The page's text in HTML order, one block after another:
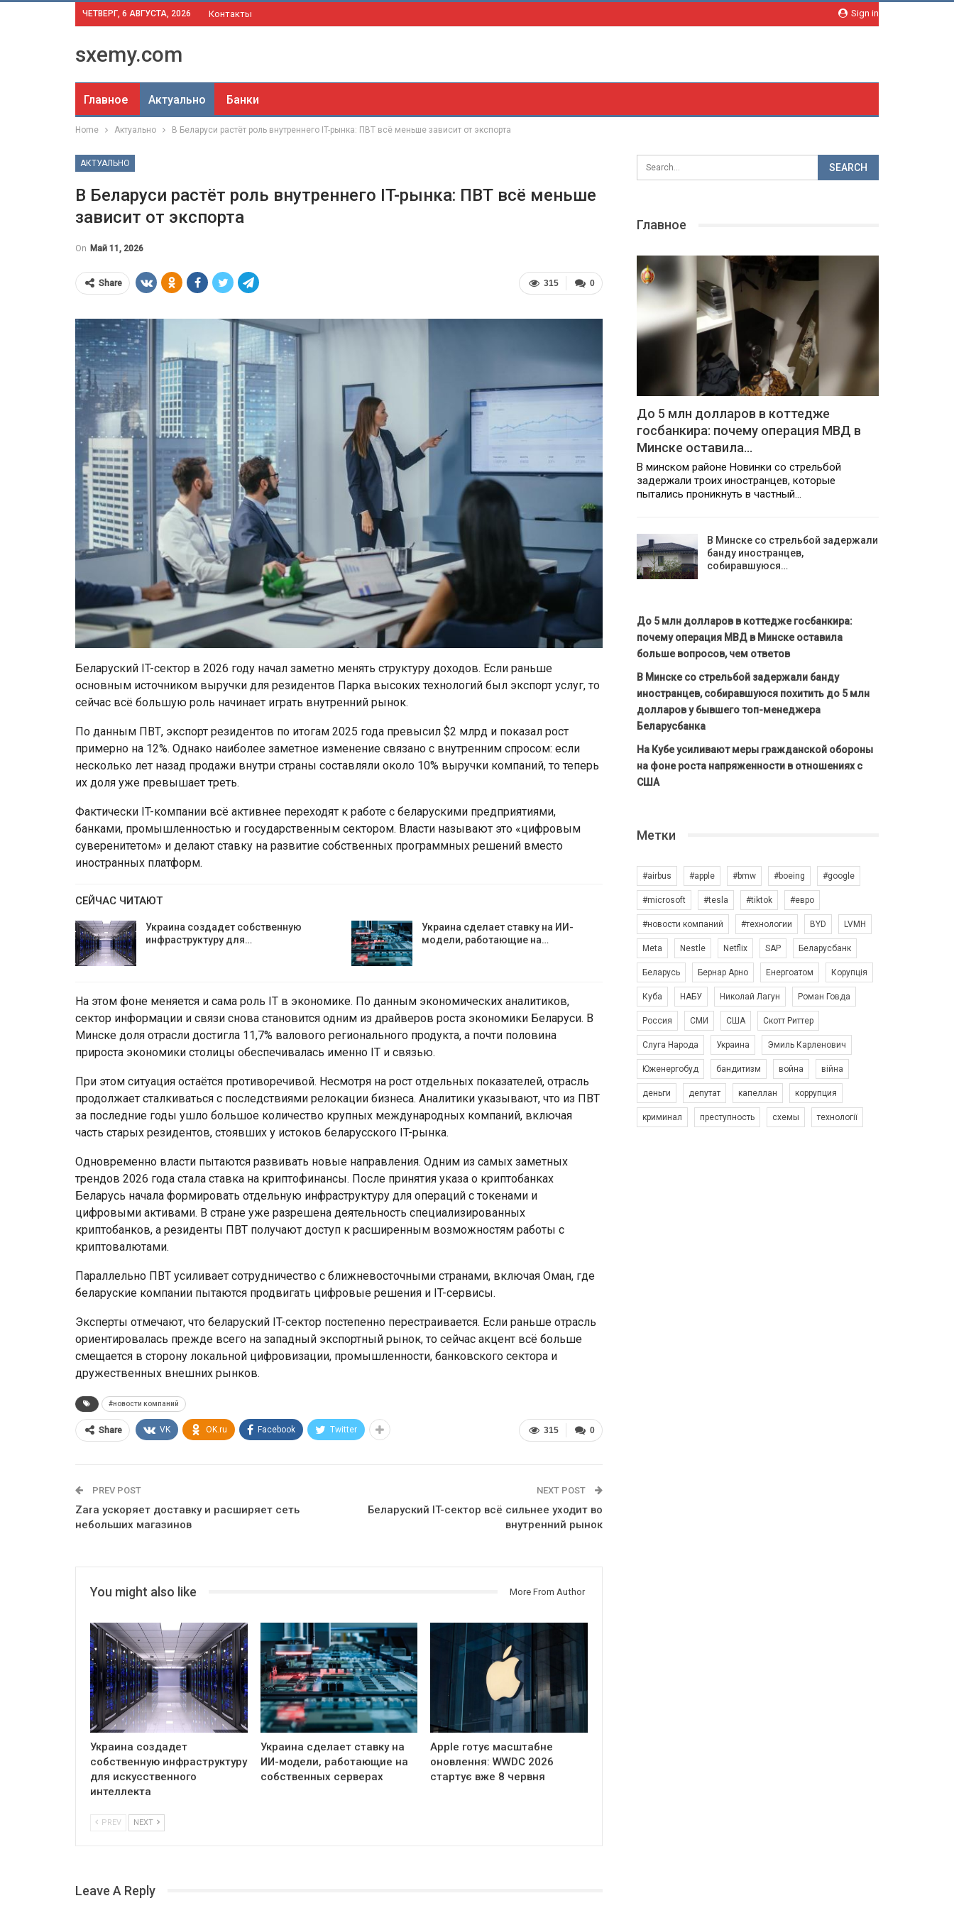
Sign in
ЧЕТВЕРГ, 6 АВГУСТА, 2026 Контакты
sxemy.com
Главное Актуально Банки
Home Актуально В Беларуси растёт роль внутреннего IT-рынка: ПВТ всё меньше зависит от экспорта
АКТУАЛЬНО
В Беларуси растёт роль внутреннего IT-рынка: ПВТ всё меньше
зависит от экспорта
On Май 11, 2026
0
315
Share
Беларуский IT-сектор в 2026 году начал заметно менять структуру доходов. Если раньше
основным источником выручки для резидентов Парка высоких технологий был экспорт услуг, то
сейчас всё большую роль начинает играть внутренний рынок.
По данным ПВТ, экспорт резидентов по итогам 2025 года превысил $2 млрд и показал рост
примерно на 12%. Однако наиболее заметное изменение связано с внутренним спросом: если
несколько лет назад продажи внутри страны составляли около 10% выручки компаний, то теперь
их доля уже превышает треть.
Фактически IT-компании всё активнее переходят к работе с беларускими предприятиями,
банками, промышленностью и государственным сектором. Власти называют это «цифровым
суверенитетом» и делают ставку на развитие собственных программных решений вместо
иностранных платформ.
СЕЙЧАС ЧИТАЮТ
Украина создадет собственную
инфраструктуру для…
Украина сделает ставку на ИИ-
модели, работающие на…
На этом фоне меняется и сама роль IT в экономике. По данным экономических аналитиков,
сектор информации и связи снова становится одним из драйверов роста экономики Беларуси. В
Минске доля отрасли достигла 11,7% валового регионального продукта, а почти половина
прироста экономики столицы обеспечивалась именно IT и связью.
При этом ситуация остаётся противоречивой. Несмотря на рост отдельных показателей, отрасль
продолжает сталкиваться с последствиями релокации бизнеса. Аналитики указывают, что из ПВТ
за последние годы ушло большое количество крупных международных компаний, включая
часть старых резидентов, стоявших у истоков беларусского IT-рынка.
Одновременно власти пытаются развивать новые направления. Одним из самых заметных
трендов 2026 года стала ставка на криптофинансы. После принятия указа о криптобанках
Беларусь начала формировать отдельную инфраструктуру для операций с токенами и
цифровыми активами. В стране уже разрешена деятельность специализированных
криптобанков, а резиденты ПВТ получают доступ к расширенным возможностям работы с
криптовалютами.
Параллельно ПВТ усиливает сотрудничество с ближневосточными странами, включая Оман, где
беларуские компании пытаются продвигать цифровые решения и IT-сервисы.
Эксперты отмечают, что беларуский IT-сектор постепенно перестраивается. Если раньше отрасль
ориентировалась прежде всего на западный экспортный рынок, то сейчас акцент всё больше
смещается в сторону локальной цифровизации, промышленности, банковского сектора и
дружественных внешних рынков.
#новости компаний
0
315
Share VK OK.ru Facebook Twitter
PREV POST
Zara ускоряет доставку и расширяет сеть
небольших магазинов
NEXT POST
Беларуский IT-сектор всё сильнее уходит во
внутренний рынок
You might also like More From Author
Украина создадет
собственную инфраструктуру
для искусственного
интеллекта
Украина сделает ставку на
ИИ-модели, работающие на
собственных серверах
Apple готує масштабне
оновлення: WWDC 2026
стартує вже 8 червня
PREV NEXT
Leave A Reply
Главное
До 5 млн долларов в коттедже
госбанкира: почему операция МВД в
Минске оставила…
В минском районе Новинки со стрельбой
задержали троих иностранцев, которые
пытались проникнуть в частный…
В Минске со стрельбой задержали
банду иностранцев,
собиравшуюся…
До 5 млн долларов в коттедже госбанкира:
почему операция МВД в Минске оставила
больше вопросов, чем ответов
В Минске со стрельбой задержали банду
иностранцев, собиравшуюся похитить до 5 млн
долларов у бывшего топ-менеджера
Беларусбанка
На Кубе усиливают меры гражданской обороны
на фоне роста напряженности в отношениях с
США
Метки
#airbus #apple #bmw #boeing #google
#microsoft #tesla #tiktok #евро
#новости компаний #технологии BYD LVMH
Meta Nestle Netflix SAP Беларусбанк
Беларусь Бернар Арно Енергоатом Корупція
Куба НАБУ Николай Лагун Роман Говда
Россия СМИ США Скотт Риттер
Слуга Народа Украина Эмиль Карленович
Юженергобуд бандитизм война війна
деньги депутат капеллан коррупция
криминал преступность схемы технології